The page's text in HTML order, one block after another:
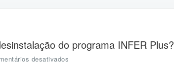
do programa INFER Plus?
desativados